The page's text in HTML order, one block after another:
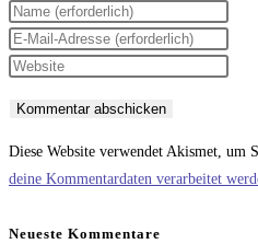
Gib
deinen
Namen
zum
Kommentieren
Gib
deine
Adresse
zum
ein
Gib
URL
ein
Diese Website verwendet Akismet, um
deine Kommentardaten verarbeitet
Neueste Kommentare